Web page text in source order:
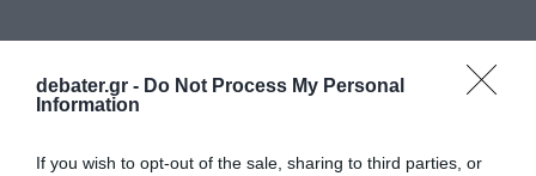
debater.gr - Do Not Process My Personal
Information
If you wish to opt-out of the sale, sharing to third parties, or